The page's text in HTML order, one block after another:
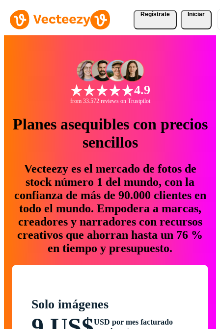
Regístrate Iniciar
4.9
from 33.572 reviews on Trustpilot
Planes asequibles con precios
sencillos
Vecteezy es el mercado de fotos de
stock número 1 del mundo, con la
confianza de más de 90.000 clientes en
todo el mundo. Empodera a marcas,
creadores y narradores con recursos
creativos que ahorran hasta un 76 %
en tiempo y presupuesto.
Solo imágenes
USD por mes facturado